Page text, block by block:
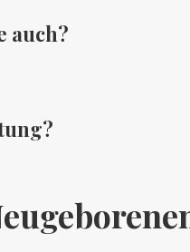
auch?